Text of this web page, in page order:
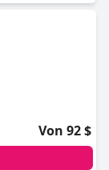
Von 92 $